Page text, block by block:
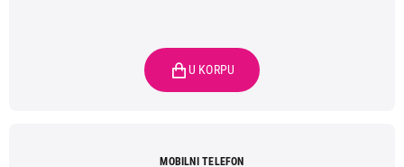
MOBILNI TELEFON